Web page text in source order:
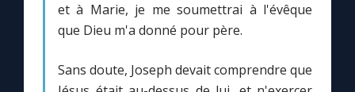
et à Marie, je me soumettrai à l'évêque
que Dieu m'a donné pour père.
Sans doute, Joseph devait comprendre que